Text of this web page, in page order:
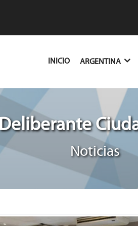
INICIO(CURRENT)
ARGENTINA
Noticias